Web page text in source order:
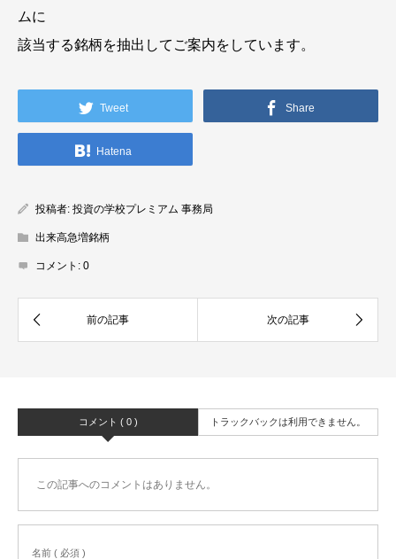
ムに
該当する銘柄を抽出してご案内をしています。
Tweet Share
Hatena
投稿者: 投資の学校プレミアム 事務局
出来高急増銘柄
コメント: 0
コメント ( 0 ) トラックバックは利用できません。
この記事へのコメントはありません。
名前 ( 必須 )